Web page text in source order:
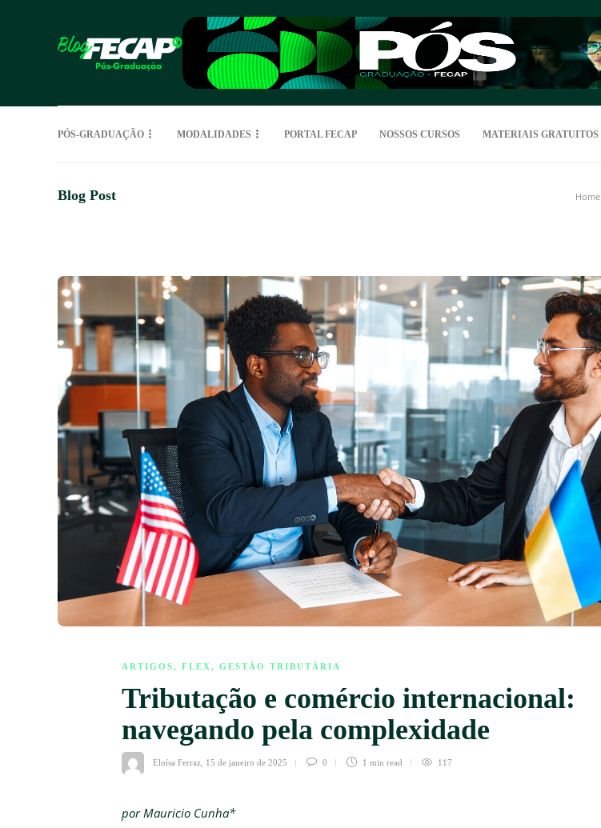
PÓS-GRADUAÇÃO MODALIDADES PORTAL FECAP NOSSOS CURSOS MATERIAIS GRATUITOS
Blog Post Home
ARTIGOS, FLEX, GESTÃO TRIBUTÁRIA
Tributação e comércio internacional:
navegando pela complexidade
Eloísa Ferraz 15 de janeiro de 2025 0 1 min read 117
por Mauricio Cunha*